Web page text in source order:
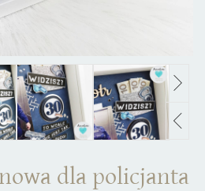
dla policjanta